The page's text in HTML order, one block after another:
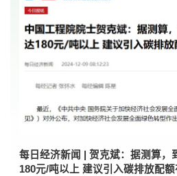
每日经济新闻 | 贺克斌：据测算，
180元/吨以上 建议引入碳排放配